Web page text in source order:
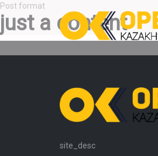
Post format
just a content
site_desc